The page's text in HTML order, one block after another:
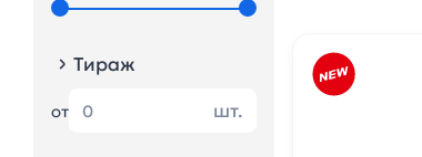
Тираж
от шт.